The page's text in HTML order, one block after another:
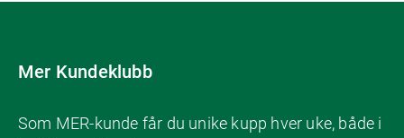
Mer Kundeklubb
Som MER-kunde får du unike kupp hver uke, både i